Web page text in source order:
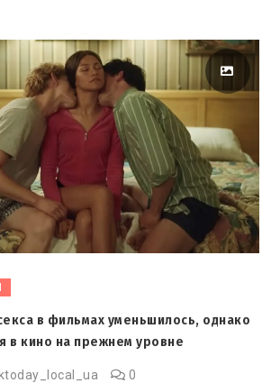
в фильмах уменьшилось, однако
в кино на прежнем уровне
ktoday_local_ua 0